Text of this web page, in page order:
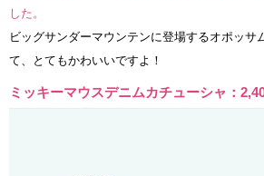
した。
ビッグサンダーマウンテンに登場するオポッサ
て、とてもかわいいですよ！
ミッキーマウスデニムカチューシャ：